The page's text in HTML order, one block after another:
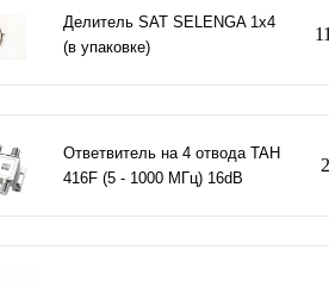
Делитель SAT SELENGA 1х4
(в упаковке)
Ответвитель на 4 отвода TAH
416F (5 - 1000 МГц) 16dB